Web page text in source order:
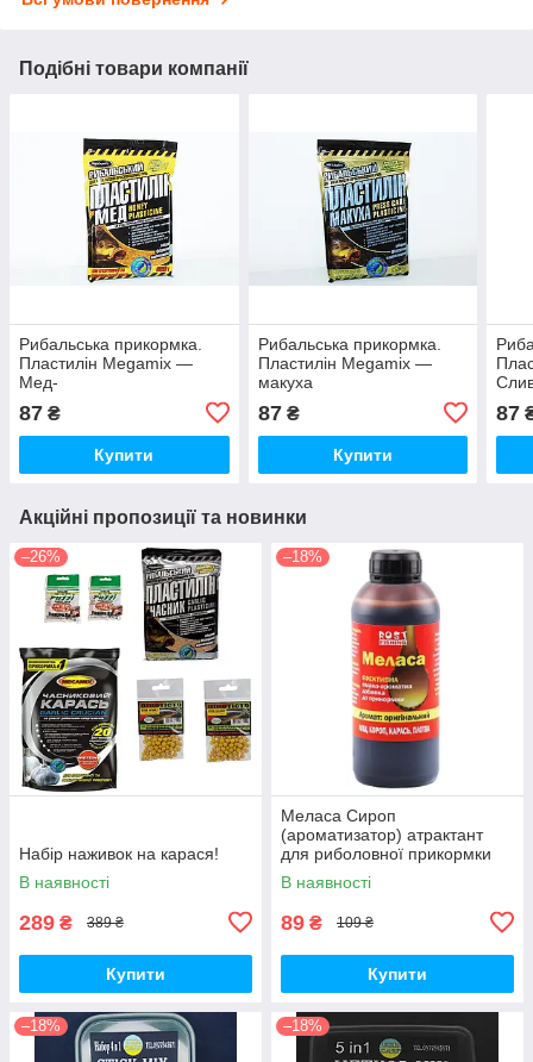
Подібні товари компанії
Рибальська прикормка.
Пластилін Megamix —
Мед-
87 ₴
Купити
Рибальська прикормка.
Пластилін Megamix —
макуха
87₴
Купити
87
Акційні пропозиції та новинки
–26%
Набір наживок на карася!
В наявності
289 ₴ 389 ₴
Купити
–18%
Меласа Сироп
(ароматизатор) атрактант
для риболовної прикормки
В наявності
89 ₴ 109 ₴
Купити
–18% –18%